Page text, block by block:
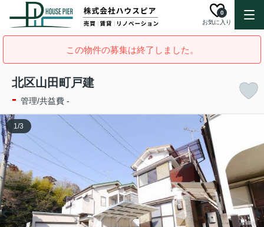
お気に入り
0
この物件の募集は終了しました。
北区山田町戸建
- 管理/共益費 -
1/3